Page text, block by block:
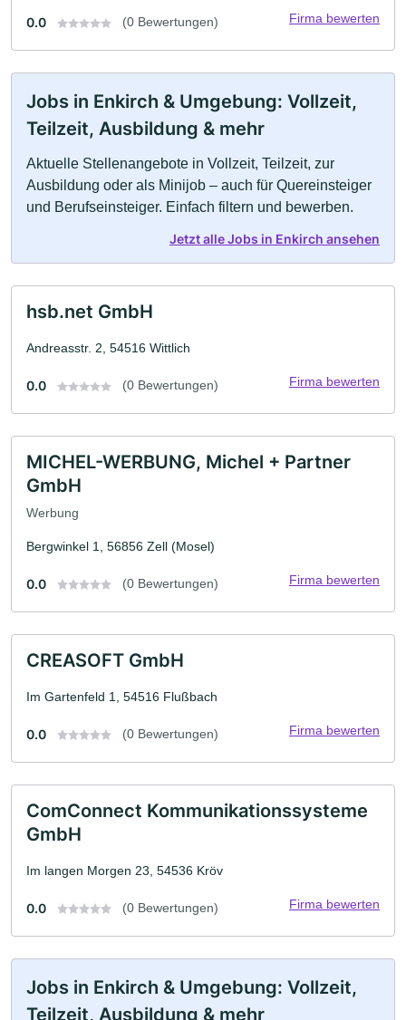
0.0 (0 Bewertungen) Firma bewerten
Jobs in Enkirch & Umgebung: Vollzeit,
Teilzeit, Ausbildung & mehr
Aktuelle Stellenangebote in Vollzeit, Teilzeit, zur
Ausbildung oder als Minijob – auch für Quereinsteiger
und Berufseinsteiger. Einfach filtern und bewerben.
Jetzt alle Jobs in Enkirch ansehen
hsb.net GmbH
Andreasstr. 2, 54516 Wittlich
0.0 (0 Bewertungen) Firma bewerten
MICHEL-WERBUNG, Michel + Partner
GmbH
Werbung
Bergwinkel 1, 56856 Zell (Mosel)
0.0 (0 Bewertungen) Firma bewerten
CREASOFT GmbH
Im Gartenfeld 1, 54516 Flußbach
0.0 (0 Bewertungen) Firma bewerten
ComConnect Kommunikationssysteme
GmbH
Im langen Morgen 23, 54536 Kröv
0.0 (0 Bewertungen) Firma bewerten
Jobs in Enkirch & Umgebung: Vollzeit,
Teilzeit, Ausbildung & mehr